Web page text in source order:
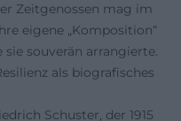
Zeitgenossen mag im
eigene „Komposition“
sie souverän arrangierte.
als biografisches
Schuster, der 1915